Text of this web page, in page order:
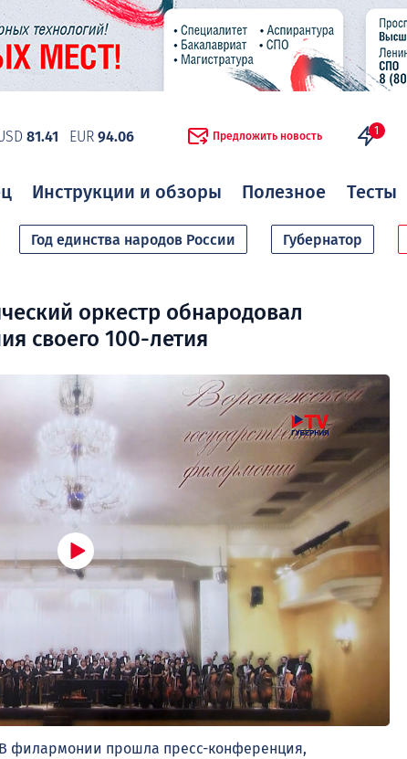
81.41 EUR 94.06 Предложить новость 1
Инструкции и обзоры Полезное Тесты
Год единства народов России Губернатор
оркестр обнародовал
своего 100-летия
филармонии прошла пресс-конференция,